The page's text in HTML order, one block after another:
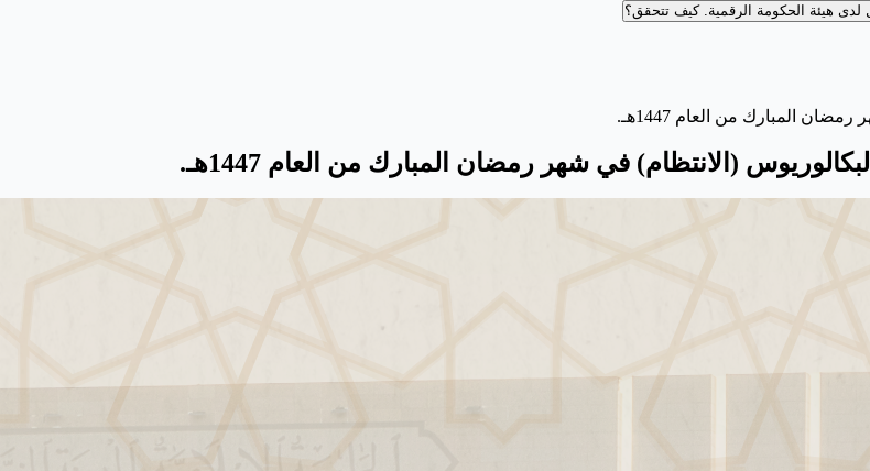
هيئة الحكومة الرقمية.كيف تتحقق؟
المبارك من العام 1447هـ.
(الانتظام) في شهر رمضان المبارك من العام 1447هـ.